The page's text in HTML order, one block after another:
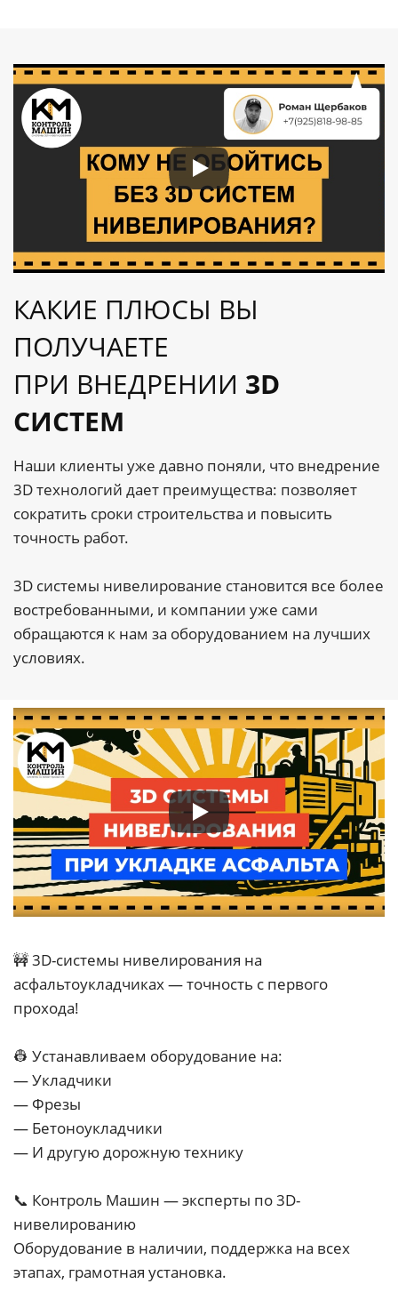
КАКИЕ ПЛЮСЫ ВЫ
ПОЛУЧАЕТЕ
ПРИ ВНЕДРЕНИИ 3D
СИСТЕМ
Наши клиенты уже давно поняли, что внедрение
3D технологий дает преимущества: позволяет
сократить сроки строительства и повысить
точность работ.
3D системы нивелирование становится все более
востребованными, и компании уже сами
обращаются к нам за оборудованием на лучших
условиях.
🚧 3D-системы нивелирования на
асфальтоукладчиках — точность с первого
прохода!
👷 Устанавливаем оборудование на:
— Укладчики
— Фрезы
— Бетоноукладчики
— И другую дорожную технику
📞 Контроль Машин — эксперты по 3D-
нивелированию
Оборудование в наличии, поддержка на всех
этапах, грамотная установка.